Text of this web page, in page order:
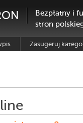
Bezpłatny i
stron
Zasugeruj